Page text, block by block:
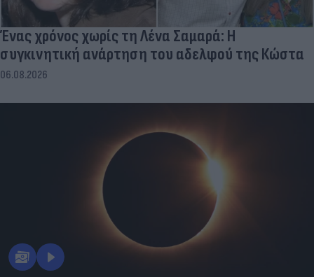
Ένας χρόνος χωρίς τη Λένα Σαμαρά: Η
συγκινητική ανάρτηση του αδελφού της Κώστα
06.08.2026